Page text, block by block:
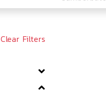
Clear Filters